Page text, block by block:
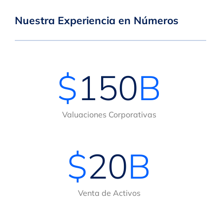
Nuestra Experiencia en Números
Valuaciones Corporativas
$150B
Venta de Activos
$20B